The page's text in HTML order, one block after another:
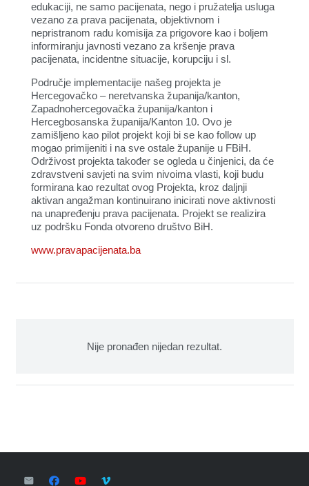
edukaciji, ne samo pacijenata, nego i pružatelja usluga
vezano za prava pacijenata, objektivnom i
nepristranom radu komisija za prigovore kao i boljem
informiranju javnosti vezano za kršenje prava
pacijenata, incidentne situacije, korupciju i sl.
Područje implementacije našeg projekta je
Hercegovačko – neretvanska županija/kanton,
Zapadnohercegovačka županija/kanton i
Hercegbosanska županija/Kanton 10. Ovo je
zamišljeno kao pilot projekt koji bi se kao follow up
mogao primijeniti i na sve ostale županije u FBiH.
Održivost projekta također se ogleda u činjenici, da će
zdravstveni savjeti na svim nivoima vlasti, koji budu
formirana kao rezultat ovog Projekta, kroz daljnji
aktivan angažman kontinuirano inicirati nove aktivnosti
na unapređenju prava pacijenata. Projekt se realizira
uz podršku Fonda otvoreno društvo BiH.
www.pravapacijenata.ba
Nije pronađen nijedan rezultat.